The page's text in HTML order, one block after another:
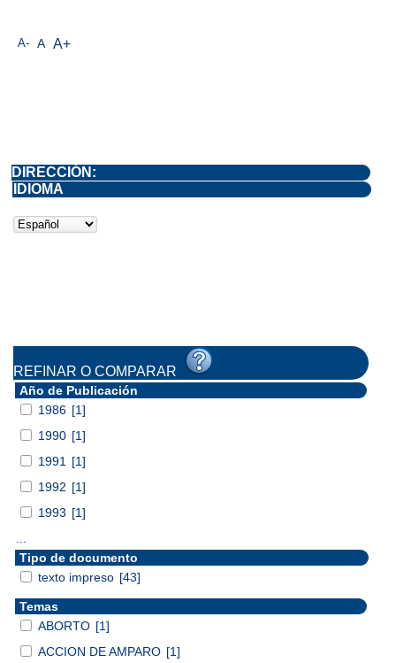
A- A A+
DIRECCIÓN:
IDIOMA
REFINAR O COMPARAR
Año de Publicación
1986 [1]
1990 [1]
1991
[1]
1992 [1]
1993 [1]
Tipo de documento
texto impreso [43]
Temas
ABORTO [1]
ACCION DE AMPARO [1]